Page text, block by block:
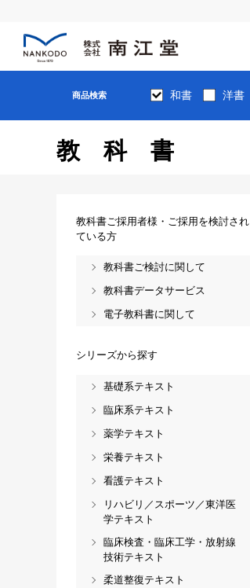
商品検索 和書 洋書
教科書
教科書ご採用者様・ご採用を検討され
ている方
教科書ご検討に関して
教科書データサービス
電子教科書に関して
シリーズから探す
基礎系テキスト
臨床系テキスト
薬学テキスト
栄養テキスト
看護テキスト
リハビリ／スポーツ／東洋医
学テキスト
臨床検査・臨床工学・放射線
技術テキスト
柔道整復テキスト